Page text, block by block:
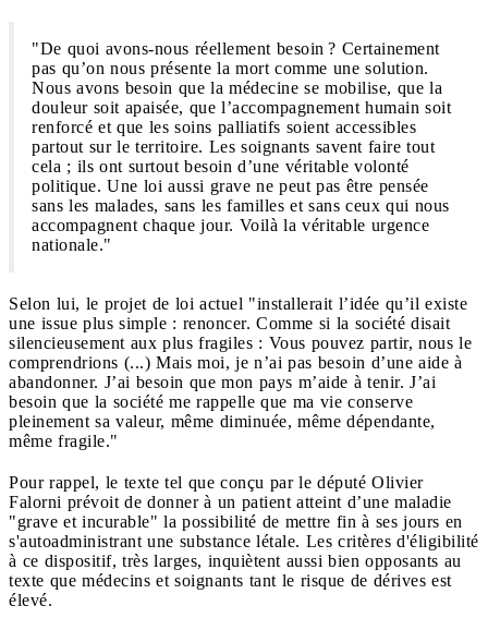
"De quoi avons-nous réellement besoin ? Certainement
pas qu’on nous présente la mort comme une solution.
Nous avons besoin que la médecine se mobilise, que la
douleur soit apaisée, que l’accompagnement humain soit
renforcé et que les soins palliatifs soient accessibles
partout sur le territoire. Les soignants savent faire tout
cela ; ils ont surtout besoin d’une véritable volonté
politique. Une loi aussi grave ne peut pas être pensée
sans les malades, sans les familles et sans ceux qui nous
accompagnent chaque jour. Voilà la véritable urgence
nationale."
Selon lui, le projet de loi actuel "installerait l’idée qu’il existe
une issue plus simple : renoncer. Comme si la société disait
silencieusement aux plus fragiles : Vous pouvez partir, nous le
comprendrions (...) Mais moi, je n’ai pas besoin d’une aide à
abandonner. J’ai besoin que mon pays m’aide à tenir. J’ai
besoin que la société me rappelle que ma vie conserve
pleinement sa valeur, même diminuée, même dépendante,
même fragile."
Pour rappel, le texte tel que conçu par le député Olivier
Falorni prévoit de donner à un patient atteint d’une maladie
"grave et incurable" la possibilité de mettre fin à ses jours en
s'autoadministrant une substance létale. Les critères d'éligibilité
à ce dispositif, très larges, inquiètent aussi bien opposants au
texte que médecins et soignants tant le risque de dérives est
élevé.